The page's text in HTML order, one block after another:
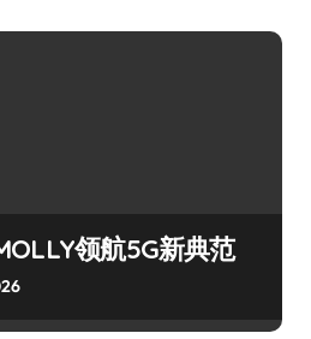
领航5G新典范